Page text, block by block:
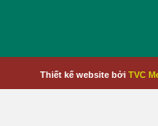
Thiết kế website bởi TVC